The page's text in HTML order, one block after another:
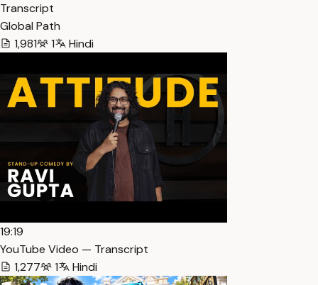
Transcript
Global Path
1,981
1 Hindi
19:19
YouTube Video — Transcript
1,277
1 Hindi